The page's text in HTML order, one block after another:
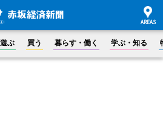
ぶ 買う 暮らす・働く 学ぶ・知る